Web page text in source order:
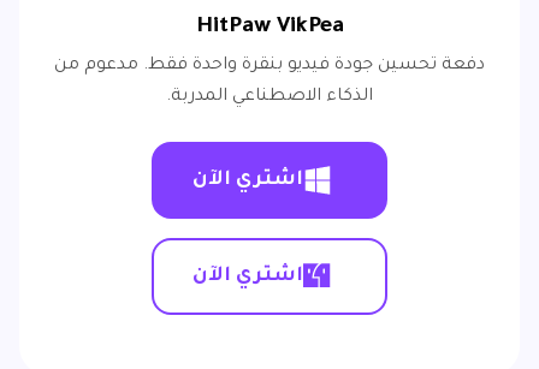
HitPaw VikPea
دفعة تحسين جودة فيديو بنقرة واحدة فقط. مدعوم من
الذكاء الاصطناعي المدربة.
اشتري الآن
اشتري الآن